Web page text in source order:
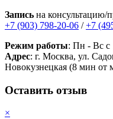
Запись на консультацию/
+7 (903) 798-20-06 /+7
Режим работы: Пн - Вс с
Адрес: г. Москва, ул.
Новокузнецкая (8 мин от
Оставить отзыв
×